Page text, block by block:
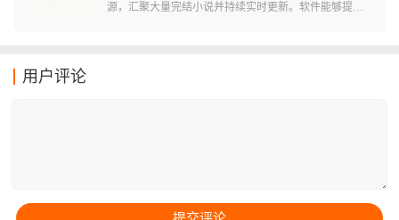
集，让用户们不至于无番可看！
源，汇聚大量完结小说并持续实时更新。软件能够提供
用户评论